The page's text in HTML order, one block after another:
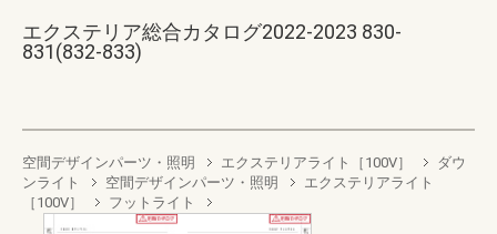
エクステリア総合カタログ2022-2023 830-
831(832-833)
空間デザインパーツ・照明 エクステリアライト［100V］
ダウ
ンライト
空間デザインパーツ・照明
エクステリアライト
［100V］
フットライト